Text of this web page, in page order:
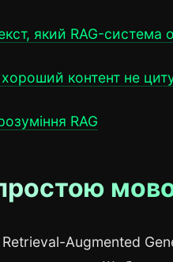
який RAG-система
контент не
RAG
Augmented